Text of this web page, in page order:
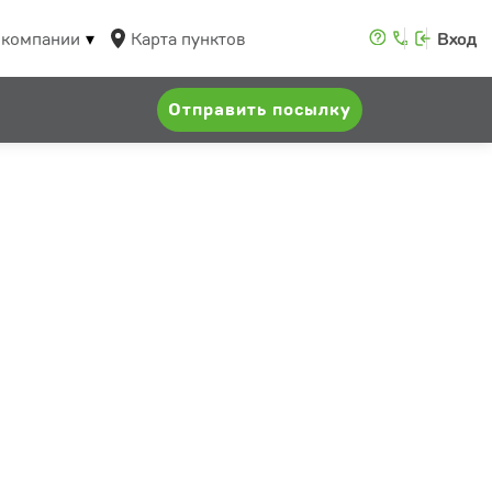
Карта пунктов Вход
Отправить посылку